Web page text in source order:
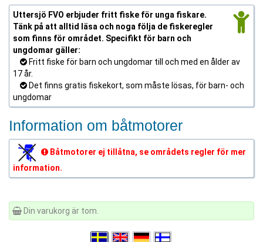
Uttersjö FVO erbjuder fritt fiske för unga fiskare.
Tänk på att alltid läsa och noga följa de fiskeregler
som finns för området. Specifikt för barn och
ungdomar gäller:
Fritt fiske för barn och ungdomar till och med en ålder av
17 år.
Det finns gratis fiskekort, som måste lösas, för barn- och
ungdomar
Information om båtmotorer
Båtmotorer ej tillåtna, se områdets regler för mer
information.
Din varukorg är tom.